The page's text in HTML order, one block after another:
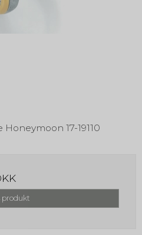
17-19110
produkt